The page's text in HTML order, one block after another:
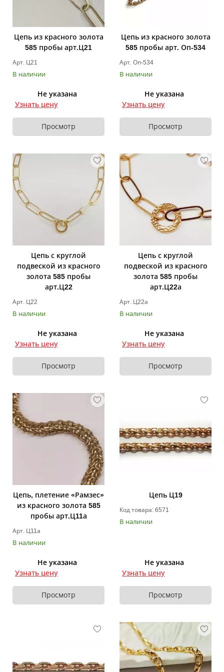
Цепь из красного золота
585 пробы арт.Ц21
Арт. Ц21
В наличии
Не указана
Узнать цену
Просмотр
Цепь из красного золота
585 пробы арт. Оп-534
Арт. Оп-534
В наличии
Не указана
Узнать цену
Просмотр
Цепь с круглой
подвеской из красного
золота 585 пробы
арт.Ц22
Арт. Ц22
В наличии
Не указана
Узнать цену
Просмотр
Цепь с круглой
подвеской из красного
золота 585 пробы
арт.Ц22а
Арт. Ц22а
В наличии
Не указана
Узнать цену
Просмотр
Цепь, плетение «Рамзес»
из красного золота 585
пробы арт.Ц11а
Арт. Ц11а
В наличии
Не указана
Узнать цену
Просмотр
Цепь Ц19
Код товара: 6571
В наличии
Не указана
Узнать цену
Просмотр